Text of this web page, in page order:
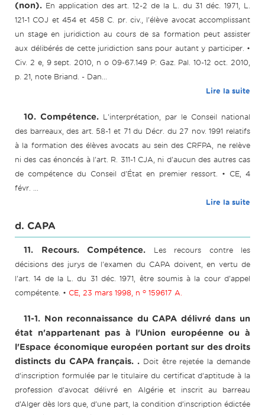
(non). En application des art. 12-2 de la L. du 31 déc. 1971, L.
121-1 COJ et 454 et 458 C. pr. civ., l'élève avocat accomplissant
un stage en juridiction au cours de sa formation peut assister
aux délibérés de cette juridiction sans pour autant y participer. •
Civ. 2 e, 9 sept. 2010, n o 09-67.149 P: Gaz. Pal. 10-12 oct. 2010,
p. 21, note Briand. - Dan...
Lire la suite
10. Compétence. L'interprétation, par le Conseil national
des barreaux, des art. 58-1 et 71 du Décr. du 27 nov. 1991 relatifs
à la formation des élèves avocats au sein des CRFPA, ne relève
ni des cas énoncés à l'art. R. 311-1 CJA, ni d'aucun des autres cas
de compétence du Conseil d'État en premier ressort. • CE, 4
févr. ...
Lire la suite
d. CAPA
11. Recours. Compétence.
Les recours contre les
décisions des jurys de l'examen du CAPA doivent, en vertu de
l'art. 14 de la L. du 31 déc. 1971, être soumis à la cour d'appel
compétente. • CE, 23 mars 1998, n o 159617 A.
11-1. Non reconnaissance du CAPA délivré dans un
état n'appartenant pas à l'Union européenne ou à
l'Espace économique européen portant sur des droits
distincts du CAPA français. . Doit être rejetée la demande
d’inscription formulée par le titulaire du certificat d’aptitude à la
profession d’avocat délivré en Algérie et inscrit au barreau
d’Alger dès lors que, d’une part, la condition d’inscription édictée